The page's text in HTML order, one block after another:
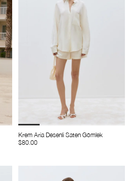
Krem Aria Desenli Saten Gömlek
$80.00